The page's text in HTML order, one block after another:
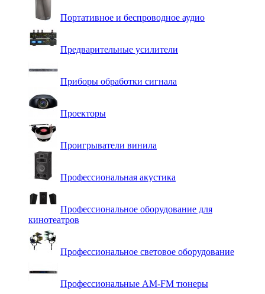
Портативное и беспроводное аудио
Предварительные усилители
Приборы обработки сигнала
Проекторы
Проигрыватели винила
Профессиональная акустика
Профессиональное оборудование для
кинотеатров
Профессиональное световое оборудование
Профессиональные AM-FM тюнеры